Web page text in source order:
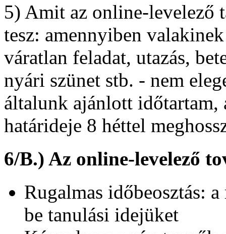
5) Amit az online-levelező
tesz: amennyiben
váratlan feladat, utazás,
nyári szünet stb. - nem
általunk ajánlott időtartam,
határideje 8 héttel
6/B.) Az online-levelező
Rugalmas időbeosztás:
be tanulási idejüket